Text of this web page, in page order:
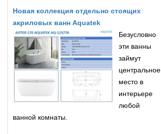
со
610
ВНУТРЕННЕЙ ЧАСТЬЮ, со
смесителем, хром
19 326
Новая коллекция отдельно стоящих
акриловых ванн Aquatek
Безусловно
эти ванны
займут
центральное
место в
интерьере
любой
ванной комнаты.